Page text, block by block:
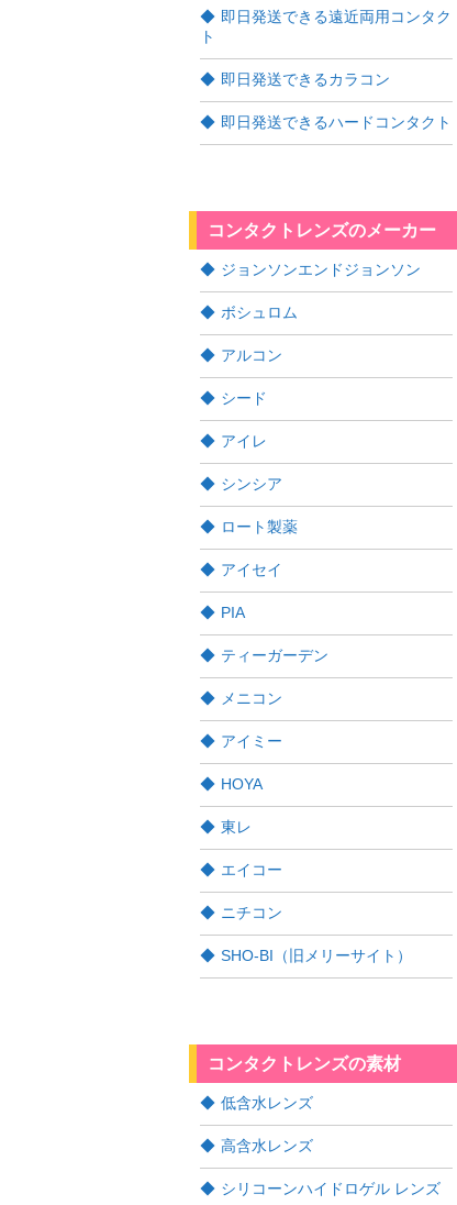
即日発送できる遠近両用コンタク
ト
即日発送できるカラコン
即日発送できるハードコンタクト
コンタクトレンズのメーカー
ジョンソンエンドジョンソン
ボシュロム
アルコン
シード
アイレ
シンシア
ロート製薬
アイセイ
PIA
ティーガーデン
メニコン
アイミー
HOYA
東レ
エイコー
ニチコン
SHO-BI（旧メリーサイト）
コンタクトレンズの素材
低含水レンズ
高含水レンズ
シリコーンハイドロゲル レンズ